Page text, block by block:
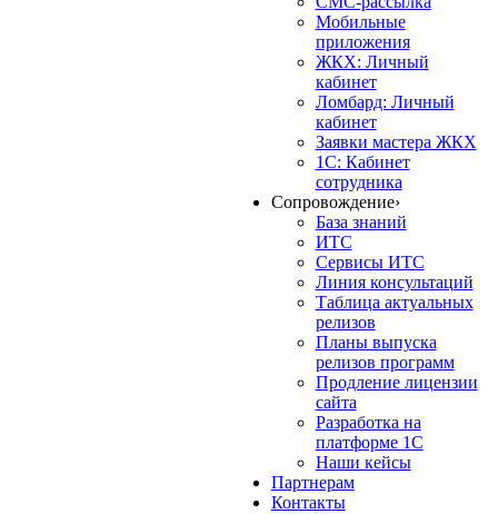
Мобильные
приложения
ЖКХ: Личный
кабинет
Ломбард: Личный
кабинет
Заявки мастера ЖКХ
1С: Кабинет
сотрудника
Сопровождение›
База знаний
ИТС
Сервисы ИТС
Линия консультаций
Таблица актуальных
релизов
Планы выпуска
релизов программ
Продление лицензии
сайта
Разработка на
платформе 1С
Наши кейсы
Партнерам
Контакты